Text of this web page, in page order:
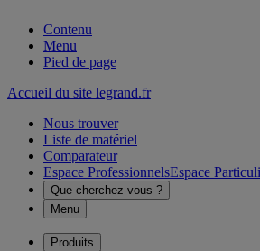
Contenu
Menu
Pied de page
Accueil du site legrand.fr
Nous trouver
Liste de matériel
Comparateur
Espace ProfessionnelsEspace
Que cherchez-vous ?
Menu
Produits